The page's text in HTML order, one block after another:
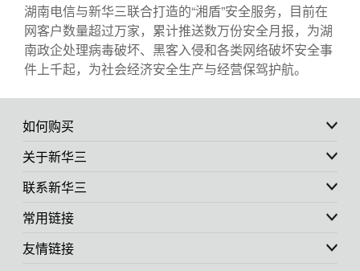
湖南电信与新华三联合打造的“湘盾”安全服务，目前在
网客户数量超过万家，累计推送数万份安全月报，为湖
南政企处理病毒破坏、黑客入侵和各类网络破坏安全事
件上千起，为社会经济安全生产与经营保驾护航。
如何购买
关于新华三
联系新华三
常用链接
友情链接